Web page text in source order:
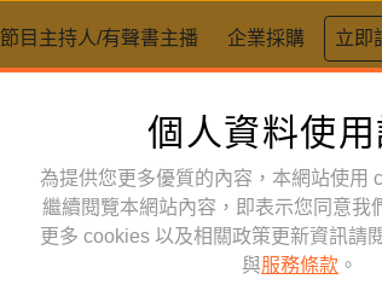
節目主持人/有聲書主播 企業採購 立即
單購
你怎麼
快樂的
主播
個人資料使用
為提供您更多優質的內容，本網站使用
繼續閱覽本網站內容，即表示您同意我
更多 cookies 以及相關政策更新資訊請
與服務條款 。